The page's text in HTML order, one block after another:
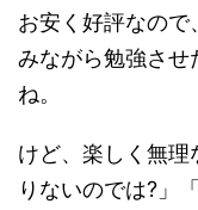
お安く好評なので
みながら勉強させ
ね。
けど、楽しく無理
りないのでは?」